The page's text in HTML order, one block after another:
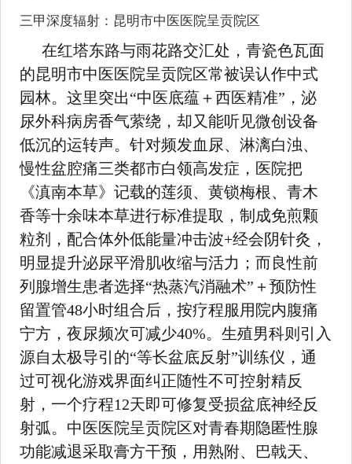
三甲深度辐射：昆明市中医医院呈贡院区
在红塔东路与雨花路交汇处，青瓷色瓦面
的昆明市中医医院呈贡院区常被误认作中式
园林。这里突出“中医底蕴＋西医精准”，泌
尿外科病房香气萦绕，却又能听见微创设备
低沉的运转声。针对频发血尿、淋漓白浊、
慢性盆腔痛三类都市白领高发症，医院把
《滇南本草》记载的莲须、黄锁梅根、青木
香等十余味本草进行标准提取，制成免煎颗
粒剂，配合体外低能量冲击波+经会阴针灸，
明显提升泌尿平滑肌收缩与活力；而良性前
列腺增生患者选择“热蒸汽消融术”＋预防性
留置管48小时组合后，按疗程服用院内腹痛
宁方，夜尿频次可减少40%。生殖男科则引入
源自太极导引的“等长盆底反射”训练仪，通
过可视化游戏界面纠正随性不可控射精反
射，一个疗程12天即可修复受损盆底神经反
射弧。中医医院呈贡院区对青春期隐匿性腺
功能减退采取膏方干预，用熟附、巴戟天、